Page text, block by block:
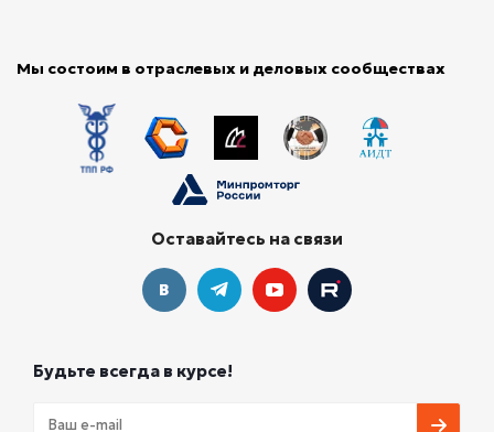
Мы состоим в отраслевых и деловых сообществах
Оставайтесь на связи
Будьте всегда в курсе!